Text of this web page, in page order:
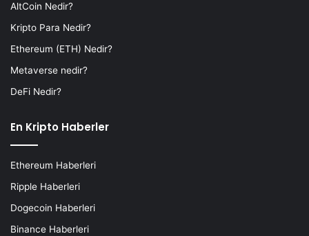
AltCoin Nedir?
Kripto Para Nedir?
Ethereum (ETH) Nedir?
Metaverse nedir?
DeFi Nedir?
En Kripto Haberler
Ethereum Haberleri
Ripple Haberleri
Dogecoin Haberleri
Binance Haberleri